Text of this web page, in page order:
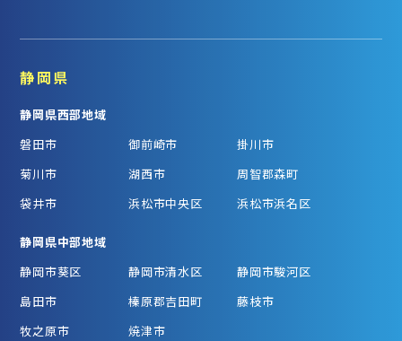
静岡県
静岡県西部地域
磐田市
御前崎市
掛川市
菊川市
湖西市
周智郡森町
袋井市
浜松市中央区 浜松市浜名区
静岡県中部地域
静岡市葵区
静岡市清水区
静岡市駿河区
島田市
榛原郡吉田町
藤枝市
牧之原市
焼津市